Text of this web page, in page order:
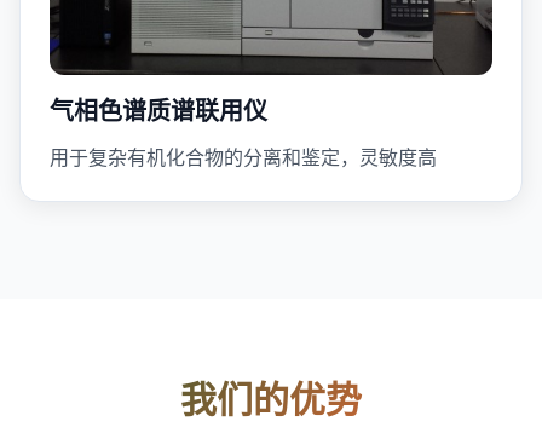
气相色谱质谱联用仪
用于复杂有机化合物的分离和鉴定，灵敏度高
我们的优势